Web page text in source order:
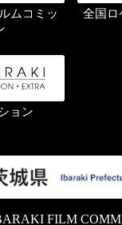
ムコミッ
全国ロ
ョン
FILM